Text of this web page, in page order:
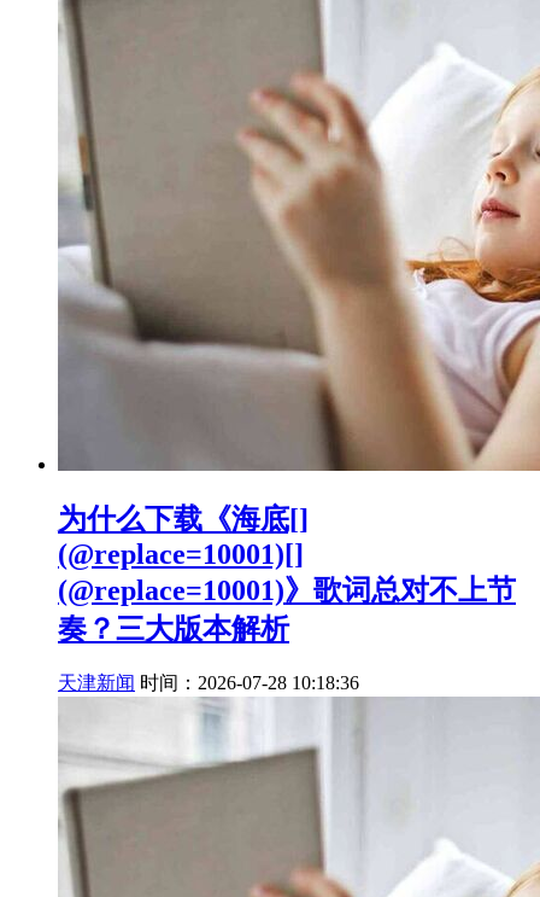
为什么下载《海底[]
(@replace=10001)[]
(@replace=10001)》歌词总对不上节
奏？三大版本解析
天津新闻 时间：2026-07-28 10:18:36